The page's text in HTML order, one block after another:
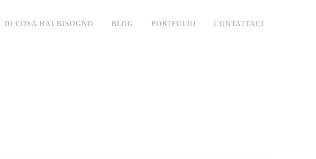
DI COSA HAI BISOGNO BLOG PORTFOLIO CONTATTACI